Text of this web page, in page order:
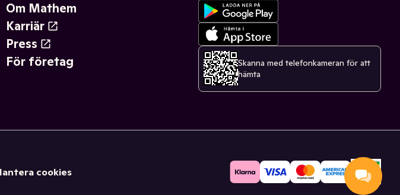
Om Mathem
Karriär
Press
För företag
Skanna med telefonkameran för att
hämta
cookies